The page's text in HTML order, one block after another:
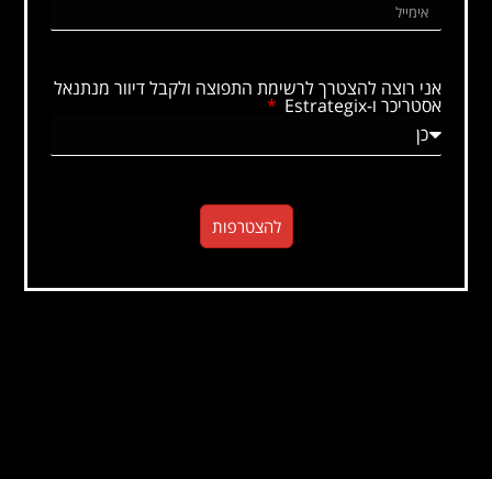
אני רוצה להצטרך לרשימת התפוצה ולקבל דיוור מנתנאל
אסטריכר ו-Estrategix
להצטרפות